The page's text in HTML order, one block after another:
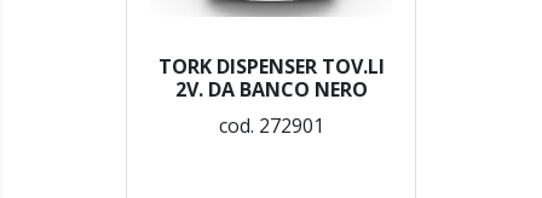
TORK DISPENSER TOV.LI
2V. DA BANCO NERO
cod. 272901